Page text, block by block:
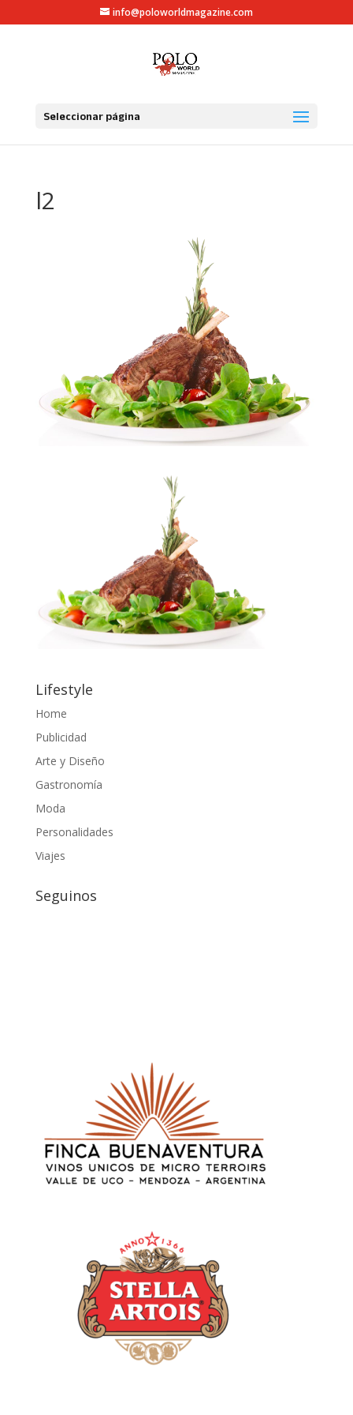
info@poloworldmagazine.com
Seleccionar página
l2
Lifestyle
Home
Publicidad
Arte y Diseño
Gastronomía
Moda
Personalidades
Viajes
Seguinos